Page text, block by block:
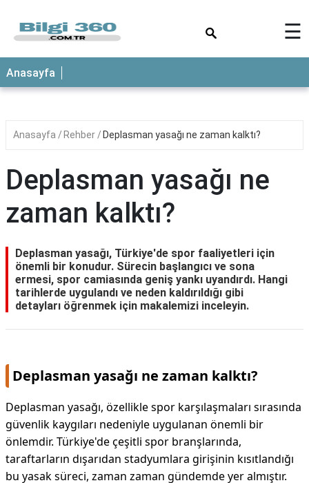
ANASAYFA
☰
Anasayfa
Anasayfa Rehber Deplasman yasağı ne zaman kalktı?
Deplasman yasağı ne
zaman kalktı?
Deplasman yasağı, Türkiye'de spor faaliyetleri için
önemli bir konudur. Sürecin başlangıcı ve sona
ermesi, spor camiasında geniş yankı uyandırdı. Hangi
tarihlerde uygulandı ve neden kaldırıldığı gibi
detayları öğrenmek için makalemizi inceleyin.
Deplasman yasağı ne zaman kalktı?
Deplasman yasağı, özellikle spor karşılaşmaları sırasında
güvenlik kaygıları nedeniyle uygulanan önemli bir
önlemdir. Türkiye'de çeşitli spor branşlarında,
taraftarların dışarıdan stadyumlara girişinin kısıtlandığı
bu yasak süreci, zaman zaman gündemde yer almıştır.